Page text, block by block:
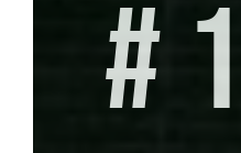
# 1